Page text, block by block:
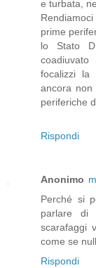
e turbata,
prime
lo Stato
focalizzi la
ancora non
periferiche
Rispondi
Anonimo
Perché si
parlare di
scarafaggi
come se
Rispondi